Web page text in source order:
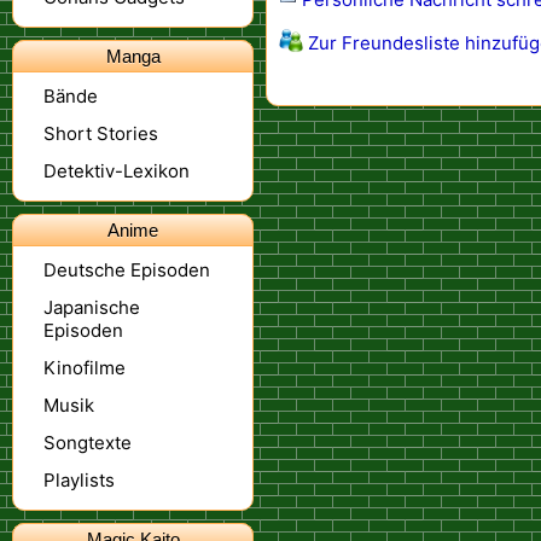
Manga
Bände
Short Stories
Detektiv-Lexikon
Anime
Deutsche Episoden
Japanische
Episoden
Kinofilme
Musik
Songtexte
Playlists
Zur Freundesliste